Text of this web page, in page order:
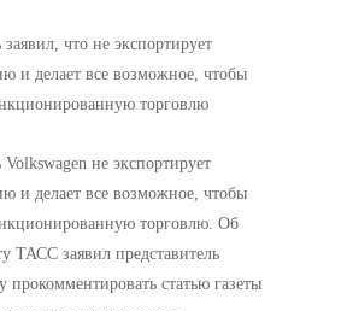
что не экспортирует
и делает все возможное, чтобы
торговлю
не экспортирует
и делает все возможное, чтобы
торговлю. Об
ТАСС заявил представитель
прокомментировать статью газеты